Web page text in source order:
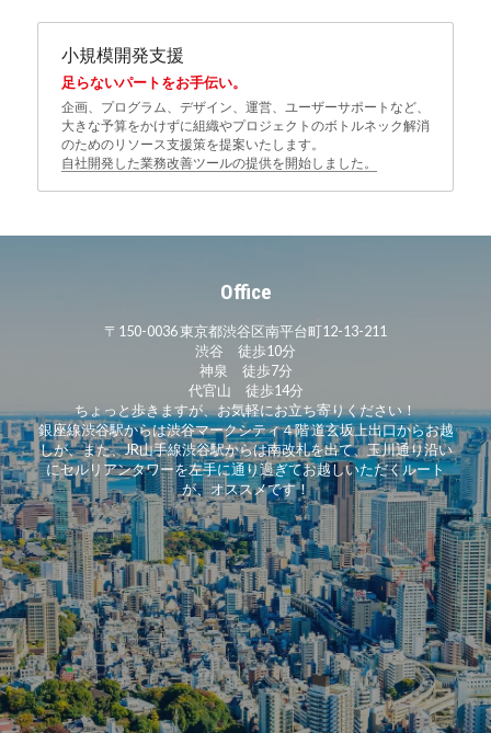
小規模開発支援
足らないパートをお手伝い。
企画、プログラム、デザイン、運営、ユーザーサポートなど、
大きな予算をかけずに組織やプロジェクトのボトルネック解消
のためのリソース支援策を提案いたします。
自社開発した業務改善ツールの提供を開始しました。
Office
〒150-0036 東京都渋谷区南平台町12-13-211
渋谷　徒歩10分
神泉　徒歩7分
代官山　徒歩14分
ちょっと歩きますが、お気軽にお立ち寄りください！
銀座線渋谷駅からは渋谷マークシティ４階 道玄坂上出口からお越
しが、また、JR山手線渋谷駅からは南改札を出て、玉川通り沿い
にセルリアンタワーを左手に通り過ぎてお越しいただくルート
が、オススメです！